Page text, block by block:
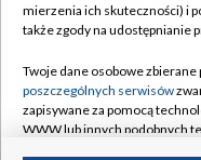
Naziemna Telewizja
Rada Programowa
System NOS
mierzenia ich skuteczności) i
także zgody na udostępnianie
Twoje dane osobowe
poszczególnych serwisów
zapisywane za pomocą
WWW lub innych podobnych